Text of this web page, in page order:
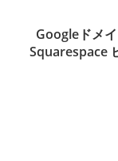
Googleドメ
Squarespace